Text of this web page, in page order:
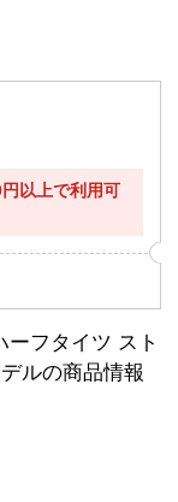
円以上で利用可
フタイツ スト
ルの商品情報